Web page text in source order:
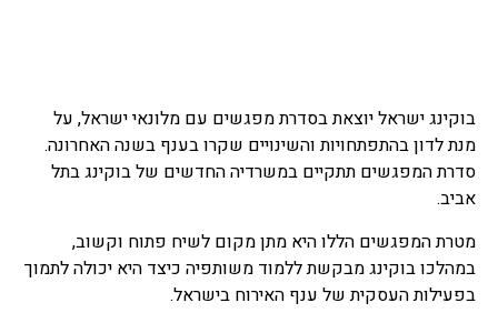
בוקינג ישראל יוצאת בסדרת מפגשים עם מלונאי ישראל, על
מנת לדון בהתפתחויות והשינויים שקרו בענף בשנה האחרונה.
סדרת המפגשים תתקיים במשרדיה החדשים של בוקינג בתל
אביב.
מטרת המפגשים הללו היא מתן מקום לשיח פתוח וקשוב,
במהלכו בוקינג מבקשת ללמוד משותפיה כיצד היא יכולה לתמוך
בפעילות העסקית של ענף האירוח בישראל.